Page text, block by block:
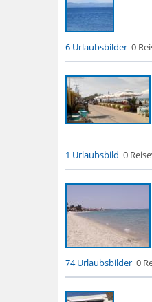
6 Urlaubsbilder 0
1 Urlaubsbild 0
74 Urlaubsbilder 0